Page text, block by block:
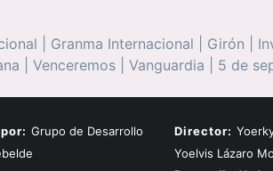
Granma Internacional Girón
Venceremos| Vanguardia 5 de
Grupo de Desarrollo
Director:
Yoelvis Lázaro